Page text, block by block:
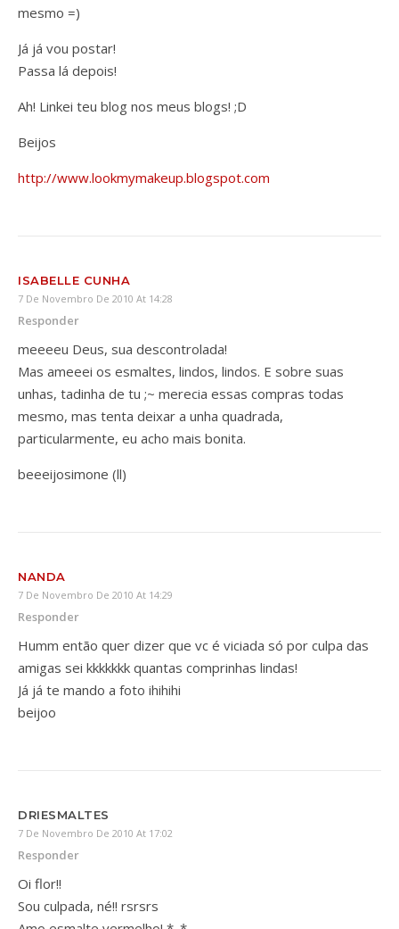
mesmo =)
Já já vou postar!
Passa lá depois!
Ah! Linkei teu blog nos meus blogs! ;D
Beijos
http://www.lookmymakeup.blogspot.com
ISABELLE CUNHA
7 De Novembro De 2010 At 14:28
Responder
meeeeu Deus, sua descontrolada!
Mas ameeei os esmaltes, lindos, lindos. E sobre suas
unhas, tadinha de tu ;~ merecia essas compras todas
mesmo, mas tenta deixar a unha quadrada,
particularmente, eu acho mais bonita.
beeeijosimone (ll)
NANDA
7 De Novembro De 2010 At 14:29
Responder
Humm então quer dizer que vc é viciada só por culpa das
amigas sei kkkkkkk quantas comprinhas lindas!
Já já te mando a foto ihihihi
beijoo
DRIESMALTES
7 De Novembro De 2010 At 17:02
Responder
Oi flor!!
Sou culpada, né!! rsrsrs